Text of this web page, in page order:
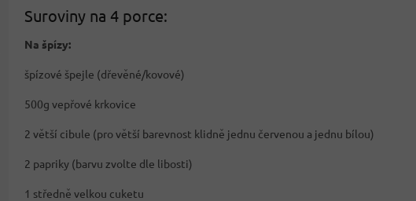
Suroviny na 4 porce:
Na špízy:
špízové špejle (dřevěné/kovové)
500g vepřové krkovice
2 větší cibule (pro větší barevnost klidně jednu červenou a jednu bílou)
2 papriky (barvu zvolte dle libosti)
1 středně velkou cuketu